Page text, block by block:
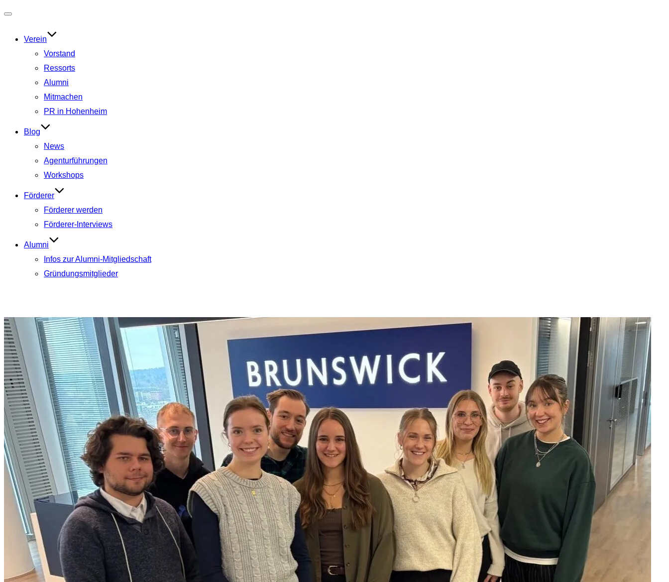
umschalten
Verein
Vorstand
Ressorts
Alumni
Mitmachen
PR in Hohenheim
Blog
News
Agenturführungen
Workshops
Förderer
Förderer werden
Förderer-Interviews
Alumni
Infos zur Alumni-Mitgliedschaft
Gründungsmitglieder